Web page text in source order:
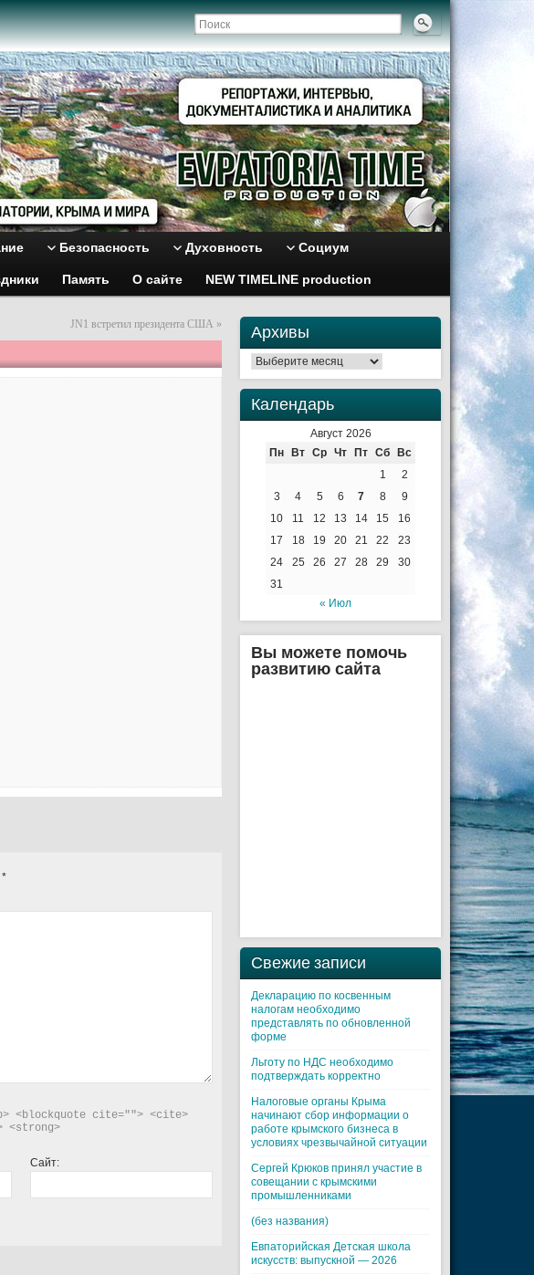
Безопасность Духовность Социум
Память О сайте NEW TIMELINE production
JN1 встретил президента США »
*
<blockquote cite=""> <cite>
<strong>
Сайт:
Архивы
Архивы
Календарь
Август 2026
Пн
Вт Ср Чт Пт Сб
Вс
1
2
3
4 5 6 7 8
9
10
11 12 13 14 15
16
17
18 19 20 21 22
23
24
25 26 27 28 29
30
31
« Июл
Вы можете помочь
развитию сайта
Свежие записи
Декларацию по косвенным
налогам необходимо
представлять по обновленной
форме
Льготу по НДС необходимо
подтверждать корректно
Налоговые органы Крыма
начинают сбор информации о
работе крымского бизнеса в
условиях чрезвычайной ситуации
Cергей Крюков принял участие в
совещании с крымскими
промышленниками
(без названия)
Евпаторийская Детская школа
искусств: выпускной — 2026